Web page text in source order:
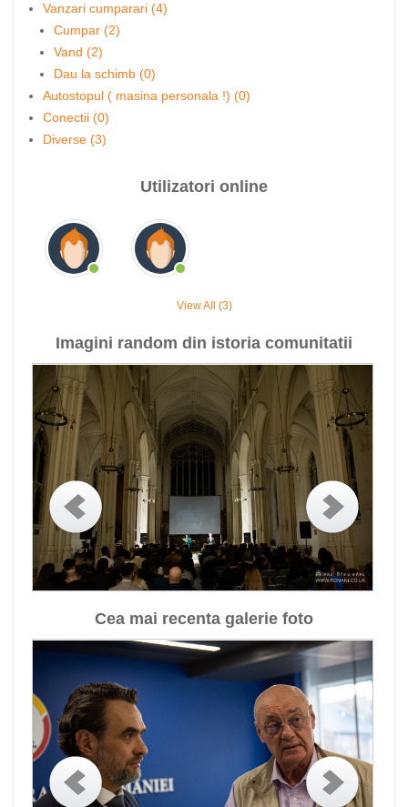
Vanzari cumparari (4)
Cumpar (2)
Vand (2)
Dau la schimb (0)
Autostopul ( masina personala !) (0)
Conectii (0)
Diverse (3)
Utilizatori online
View All (3)
Imagini random din istoria comunitatii
Cea mai recenta galerie foto